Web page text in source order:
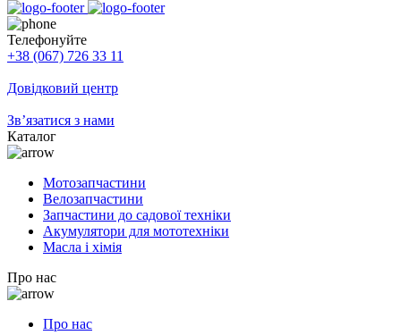
Телефонуйте
+38 (067) 726 33 11
Довідковий центр
Зв’язатися з нами
Каталог
Мотозапчастини
Велозапчастини
Запчастини до садової техніки
Акумулятори для мототехніки
Масла і хімія
Про нас
Про нас